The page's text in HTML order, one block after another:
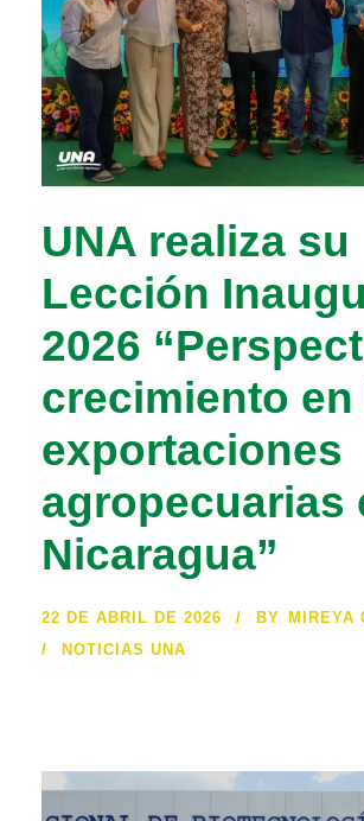
UNA realiza su
Lección
2026
crecimiento en
exportaciones
agropecuarias
Nicaragua”
22 DE ABRIL DE 2026 BY MIREYA
NOTICIAS UNA